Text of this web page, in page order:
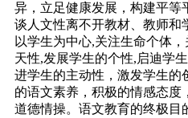
异，立足健康发展，构建平
谈人文性离不开教材、教师和
以学生为中心,关注生命个体
天性,发展学生的个性,启迪学
进学生的主动性，激发学生的
的语文素养，积极的情感态度
道德情操。语文教育的终极目